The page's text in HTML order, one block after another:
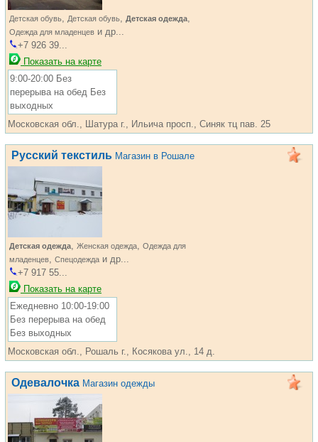
Детская обувь, Детская обувь, Детская одежда,
Одежда для младенцев и др...
+7 926 39...
Показать на карте
9:00-20:00 Без
перерыва на обед Без
выходных
Московская обл., Шатура г., Ильича просп., Синяк тц пав. 25
Русский текстиль Магазин в Рошале
Детская одежда, Женская одежда, Одежда для
младенцев, Спецодежда и др...
+7 917 55...
Показать на карте
Ежедневно 10:00-19:00
Без перерыва на обед
Без выходных
Московская обл., Рошаль г., Косякова ул., 14 д.
Одевалочка Магазин одежды